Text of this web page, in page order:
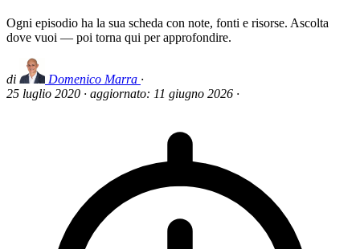
Ogni episodio ha la sua scheda con note, fonti e risorse. Ascolta
dove vuoi — poi torna qui per approfondire.
di Domenico Marra ·
25 luglio 2020 · aggiornato: 11 giugno 2026 ·